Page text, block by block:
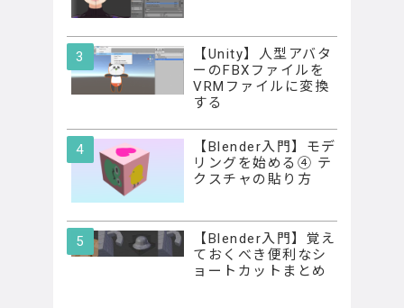
【Unity】人型アバタ
ーのFBXファイルを
VRMファイルに変換
する
【Blender入門】モデ
リングを始める④ テ
クスチャの貼り方
【Blender入門】覚え
ておくべき便利なシ
ョートカットまとめ